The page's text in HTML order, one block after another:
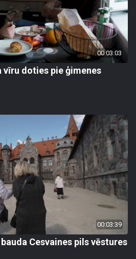
00:03:03
vīru doties pie ģimenes
00:03:39
Cesvaines pils vēstures